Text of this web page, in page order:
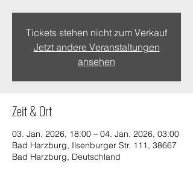
Tickets stehen nicht zum Verkauf
Jetzt andere Veranstaltungen
ansehen
Zeit & Ort
03. Jan. 2026, 18:00 – 04. Jan. 2026, 03:00
Bad Harzburg, Ilsenburger Str. 111, 38667
Bad Harzburg, Deutschland